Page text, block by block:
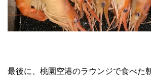
最後に、桃園空港のラウンジで食べた